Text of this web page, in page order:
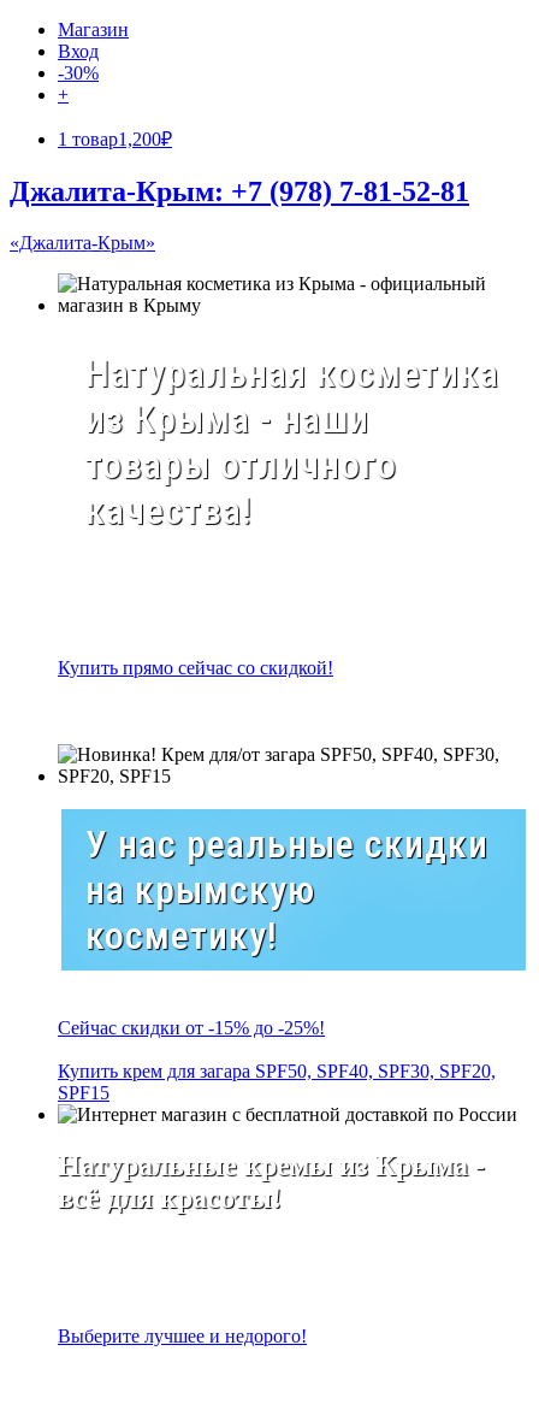
Магазин
Вход
-30%
+
1 товар1,200₽
Джалита-Крым: +7 (978) 7-81-52-81
«Джалита-Крым»
Натуральная косметика
из Крыма - наши
товары отличного
качества!
Купить прямо сейчас со скидкой!
У нас реальные скидки
на крымскую
косметику!
Сейчас скидки от -15% до -25%!
Купить крем для загара SPF50, SPF40, SPF30, SPF20,
SPF15
Натуральные кремы из Крыма -
всё для красоты!
Выберите лучшее и недорого!